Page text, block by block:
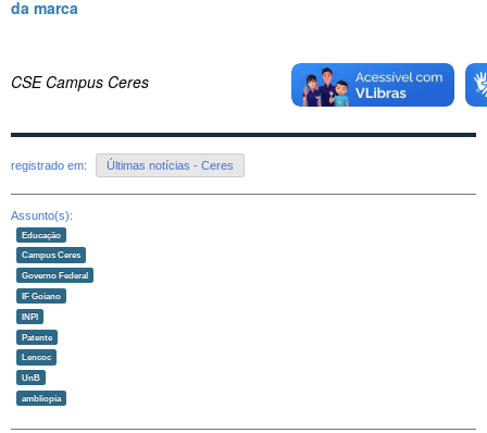
da marca
CSE Campus Ceres
registrado em: Últimas notícias - Ceres
Assunto(s):
Educação
Campus Ceres
Governo Federal
IF Goiano
INPI
Patente
Lencoc
UnB
ambliopia